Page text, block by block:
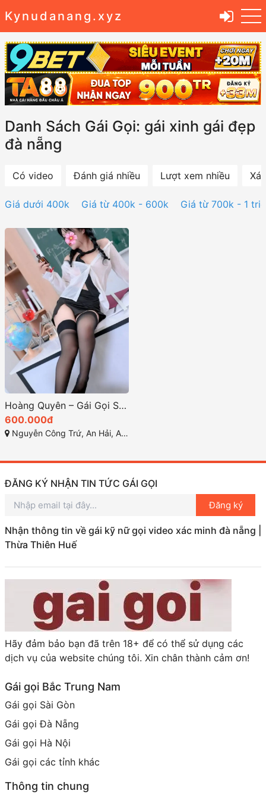
Kynudanang.xyz
Danh Sách Gái Gọi: gái xinh gái đẹp
đà nẵng
Có video Đánh giá nhiều Lượt xem nhiều
Giá dưới 400k Giá từ 400k - 600k Giá từ 700k - 1
Hoàng Quyên – Gái Gọi Sơn Trà Với Gương Mặt Xinh Đẹp Và Dáng Vẻ Tuyệt Vời
600.000đ
Nguyễn Công Trứ, An Hải, An Hải Bắc, Sơn Trà, Đà Nẵng,
ĐĂNG KÝ NHẬN TIN TỨC GÁI GỌI
Đăng ký
Nhận thông tin về gái kỹ nữ gọi video xác minh đà nẵng |
Thừa Thiên Huế
Hãy đảm bảo bạn đã trên 18+ để có thể sử dụng các
dịch vụ của website chúng tôi. Xin chân thành cảm ơn!
Gái gọi Bắc Trung Nam
Gái gọi Sài Gòn
Gái gọi Đà Nẵng
Gái gọi Hà Nội
Gái gọi các tỉnh khác
Thông tin chung